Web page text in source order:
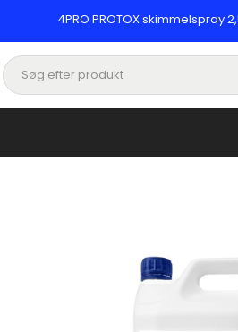
4PRO PROTOX skimmelspray